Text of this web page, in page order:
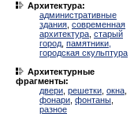
Архитектура:
административные
здания современная
архитектура старый
город памятники,
городская скульптура
Архитектурные
фрагменты:
двери решетки окна
фонари фонтаны
разное